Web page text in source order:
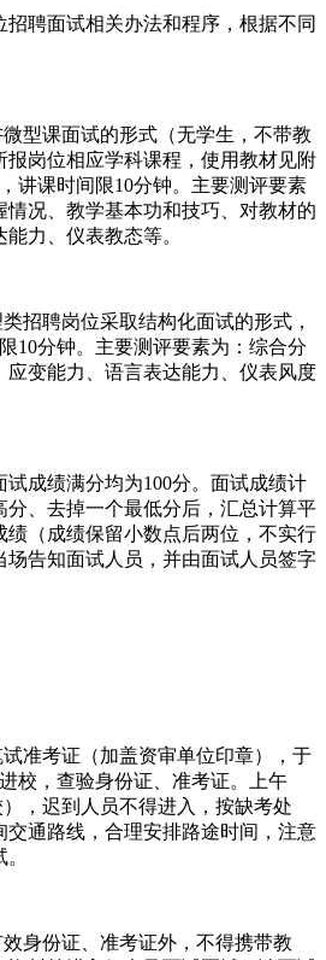
聘面试相关办法和程序，根据不同
型课面试的形式（无学生，不带教
报岗位相应学科课程，使用教材见附
讲课时间限10分钟。主要测评要素
情况、教学基本功和技巧、对教材的
力、仪表教态等。
招聘岗位采取结构化面试的形式，
10分钟。主要测评要素为：综合分
应变能力、语言表达能力、仪表风度
成绩满分均为100分。面试成绩计
分、去掉一个最低分后，汇总计算平
绩（成绩保留小数点后两位，不实行
场告知面试人员，并由面试人员签字
准考证（加盖资审单位印章），于
校，查验身份证、准考证。上午
，迟到人员不得进入，按缺考处
交通路线，合理安排路途时间，注意
身份证、准考证外，不得携带教